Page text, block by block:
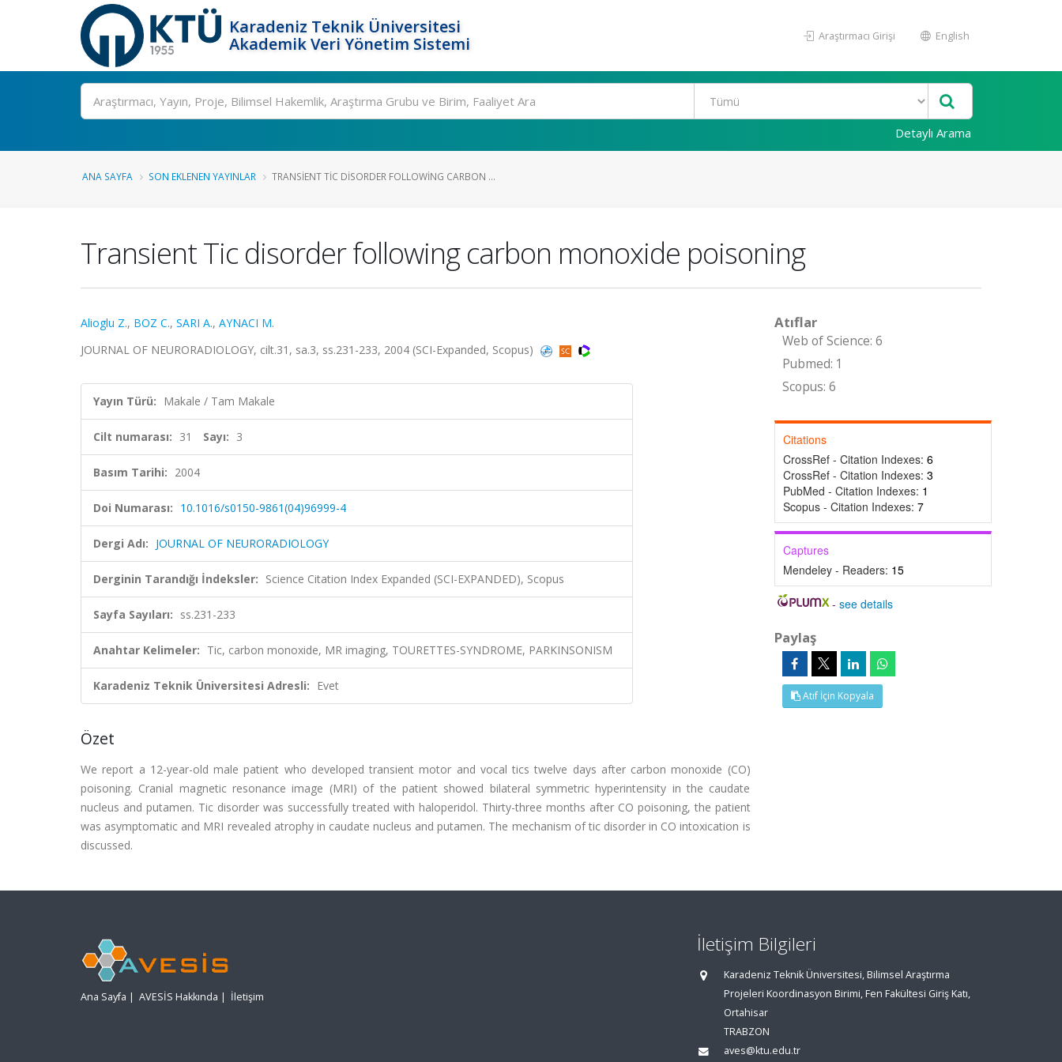
Karadeniz Teknik Üniversitesi
Akademik Veri Yönetim Sistemi
Araştırmacı Girişi English
Ara
Detaylı Arama
ANA SAYFA SON EKLENEN YAYINLAR TRANSIENT TIC DISORDER FOLLOWING CARBON ...
Transient Tic disorder following carbon monoxide poisoning
Alioglu Z., BOZ C., SARI A., AYNACI M.
JOURNAL OF NEURORADIOLOGY, cilt.31, sa.3, ss.231-233, 2004 (SCI-Expanded, Scopus)
Yayın Türü: Makale / Tam Makale
Cilt numarası: 31 Sayı: 3
Basım Tarihi: 2004
Doi Numarası: 10.1016/s0150-9861(04)96999-4
Dergi Adı: JOURNAL OF NEURORADIOLOGY
Derginin Tarandığı İndeksler: Science Citation Index Expanded (SCI-EXPANDED), Scopus
Sayfa Sayıları: ss.231-233
Anahtar Kelimeler: Tic, carbon monoxide, MR imaging, TOURETTES-SYNDROME, PARKINSONISM
Karadeniz Teknik Üniversitesi Adresli: Evet
Özet
We report a 12-year-old male patient who developed transient motor and vocal tics twelve days after carbon monoxide (CO)
poisoning. Cranial magnetic resonance image (MRI) of the patient showed bilateral symmetric hyperintensity in the caudate
nucleus and putamen. Tic disorder was successfully treated with haloperidol. Thirty-three months after CO poisoning, the patient
was asymptomatic and MRI revealed atrophy in caudate nucleus and putamen. The mechanism of tic disorder in CO intoxication is
discussed.
Atıflar
Web of Science: 6
Pubmed: 1
Scopus: 6
Citations
CrossRef - Citation Indexes: 6
CrossRef - Citation Indexes: 3
PubMed - Citation Indexes: 1
Scopus - Citation Indexes: 7
Captures
Mendeley - Readers: 15
-see details
Paylaş
Atıf İçin Kopyala
Ana Sayfa | AVESİS Hakkında | İletişim
İletişim Bilgileri
Karadeniz Teknik Üniversitesi, Bilimsel Araştırma
Projeleri Koordinasyon Birimi, Fen Fakültesi Giriş Katı,
Ortahisar
TRABZON
aves@ktu.edu.tr